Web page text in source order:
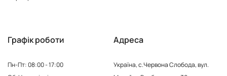
Графік роботи
Пн-Пт: 08:00 - 17:00
Адреса
Україна, с.Червона Слобода, вул.